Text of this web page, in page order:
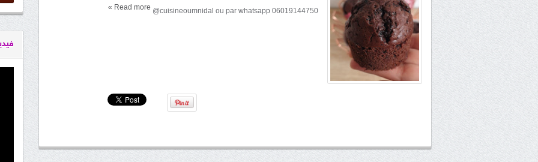
@cuisineoumnidal ou par whatsapp 06019144750
Read more
»